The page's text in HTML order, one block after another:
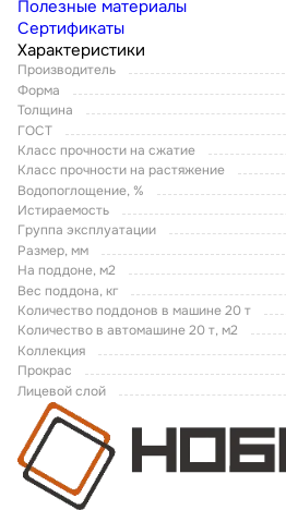
Полезные материалы
Сертификаты
Характеристики
Производитель
Форма
Толщина
ГОСТ
Класс прочности на сжатие
Класс прочности на растяжение
Водопоглощение, %
Истираемость
Группа эксплуатации
Размер, мм
На поддоне, м2
Вес поддона, кг
Количество поддонов в машине 20 т
Количество в автомашине 20 т, м2
Коллекция
Прокрас
Лицевой слой